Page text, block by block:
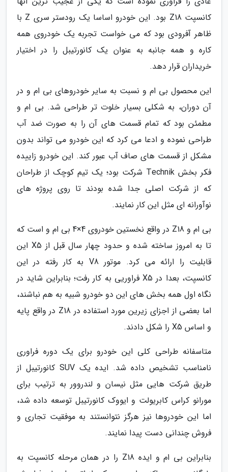
کانسپت Z18 بود. این خودرو اساسا یک رودستر سری Z با
ظاهر آفرودی بود که می خواست تجربه یک خودروی همه
کاره و همه جانبه به عنوان یک کانورتیبل را در اختیار
خریداران قرار دهد.
این محصول بی ام و نسبت به سایر خودروهای بی ام و در
آن دوران، به شکلی بسیار خلوت تر طراحی شد. بی ام و
مطمئن بود که تمام قسمت های آن را به صورت ضد آب
طراحی نموده و ادعا می کرد که این خودرو می تواند بدون
مشکل از قسمت های صاف آب عبور کند. این خودرو زاییده
فکر بخش Technik شرکت بود؛ یک تیم کوچک از طراحان
که از شرکت اصلی جدا شده بودند تا روی پروژه های
نوآورانه ای مثل این کار نمایند.
بی ام و Z18 در واقع نخستین خودروی 4×4 بی ام و است که
تا به امروز ساخته شده و حدود چهار سال قبل از X5 این
قابلیت را ارائه می کرد. موتور V8 به کار رفته در این
کانسپت، بعدا در X5 فراوریی به کار رفت؛ بنابراین شاید در
نگاه اول همه بخش های این دو خودرو شبیه به هم نباشند،
اما بعضی از اجزای زیرین مورد استفاده در Z18 در واقع پایه
و اساس X5 را شکل دادند.
متاسفانه طراحی کلی این خودرو برای یک دوره فراوری
نامناسب تشخیص داده شد. ایده یک SUV کانورتیبل از
طریق شرکت هایی مثل نیسان و لندروور به ترتیب برای
مورانو کراس کابریولت و ایووک کانورتیبل توسعه داده شد،
اما این خودروها نیز هرگز نتوانستند به موفقیت تجاری و
فروش چندانی دست پیدا نمایند.
بنابراین بی ام و ایده Z18 را در همان مرحله کانسپت به